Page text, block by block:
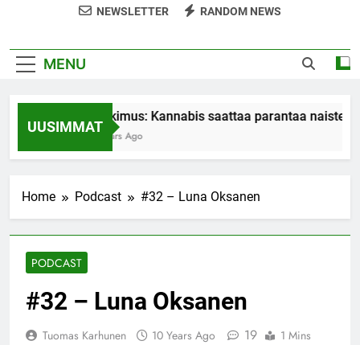
NEWSLETTER RANDOM NEWS
MENU
UUSIMMAT
Tutkimus: Kannabis saattaa parantaa naisten
7 Years Ago
Home Podcast #32 – Luna Oksanen
PODCAST
#32 – Luna Oksanen
Tuomas Karhunen 10 Years Ago 19 1 Mins